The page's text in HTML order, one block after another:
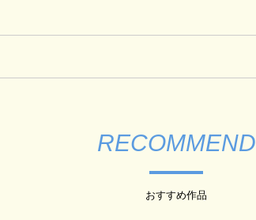
RECOMMEND
おすすめ作品